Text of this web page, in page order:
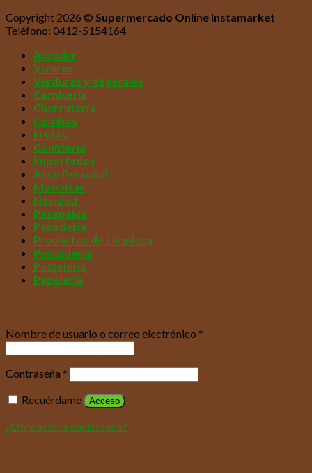
Copyright 2026 © Supermercado Online Instamarket
Teléfono: 0412-5154164
Acceder
Víveres
Verduras y Vegetales
Carnicería
Charcutería
Combos
Frutas
Confitería
Importados
Aseo Personal
Mascotas
Navidad
Pasapalos
Panadería
Productos de Limpieza
Pescadería
Pastelería
Papelería
Nombre de usuario o correo electrónico *
Contraseña *
Recuérdame
Acceso
¿Olvidaste la contraseña?